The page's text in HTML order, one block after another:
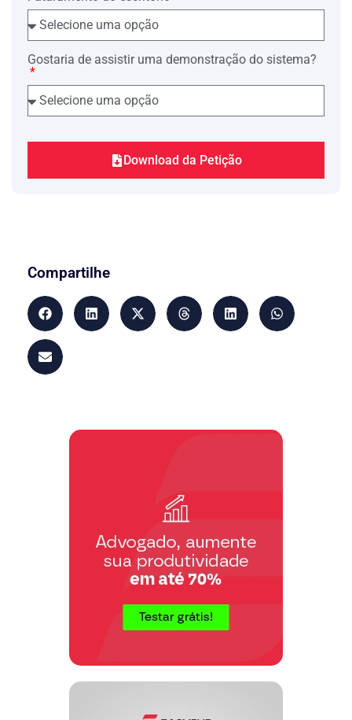
Juntada de memorial
Ilmo. Sr. Dr. Delegado Titular da……
Delegacia de Polícia……
(Nome), advogado munido de poderes
especiais por procuração do Querelado
Sindicância nº……, em trâmite nesta
Delegacia de Polícia, requer a V. Sª que
se digne juntar ao inquérito policial a
P. deferimento.
Local, data e assinatura do advogado.
Ilmo. Sr. Dr. Delegado Titular da ……
Delegacia de Polícia……
(Nome), já devidamente qualificado nos
autos do inquérito policial (ou auto de
prisão em flagrante) nº……, registrado
nessa Delegacia de Polícia, indiciado
por infração das penas do art. ……do
Código de Processo Penal, vem requerer
P. deferimento.
Ilmo. Sr. Dr. Delegado Titular da ……
Delegacia de Polícia ……
(Nome, qualificação e domicílio), não se
conformado com a denegação do seu
pedido de instauração de inquérito
policial contra……, vem, fundado no
art. 5º, § 2º do Código de Processo
Penal, apresentar recurso administrativo,
requerendo a V. Sª que, no prazo fatal de
cinco dias, encaminhe a sindicância,
bem como a petição de inquérito e as
Corregedoria de Polícia, ao Ex.mo Sr.
Pública, para final deliberação.
Gostaria de assistir uma demonstração do sistema?
Download da Petição
Compartilhe